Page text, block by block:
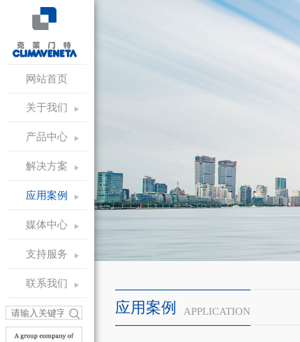
网站首页
关于我们
产品中心
解决方案
应用案例
媒体中心
支持服务
联系我们
应用案例 APPLICATION